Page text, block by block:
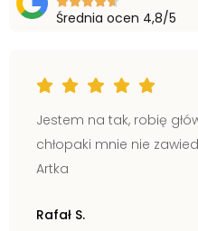
Średnia ocen 4,8/5
Jestem na tak, robię
chłopaki mnie nie
Artka
Rafał S.